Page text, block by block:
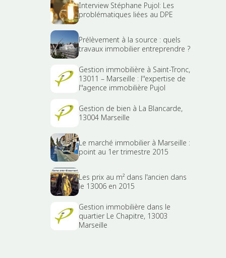
Interview Stéphane Pujol: Les
problématiques liées au DPE
Prélèvement à la source : quels
travaux immobilier entreprendre ?
Gestion immobilière à Saint-Tronc,
13011 – Marseille : l''expertise de
l''agence immobilière Pujol
Gestion de bien à La Blancarde,
13004 Marseille
Le marché immobilier à Marseille :
point au 1er trimestre 2015
Les prix au m² dans l'ancien dans
le 13006 en 2015
Gestion immobilière dans le
quartier Le Chapitre, 13003
Marseille